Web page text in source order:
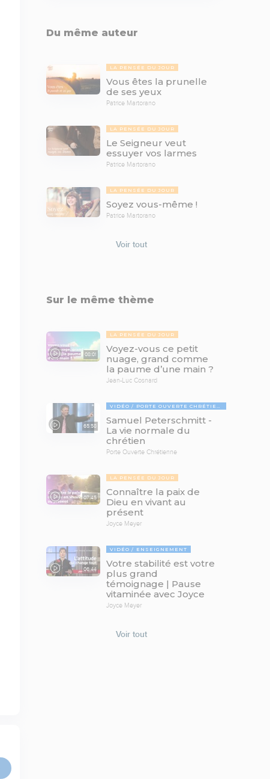
Du même auteur
LA PENSÉE DU JOUR
Vous êtes la prunelle
de ses yeux
Patrice Martorano
LA PENSÉE DU JOUR
Le Seigneur veut
essuyer vos larmes
Patrice Martorano
LA PENSÉE DU JOUR
Soyez vous-même !
Patrice Martorano
Voir tout
Sur le même thème
08:01
LA PENSÉE DU JOUR
Voyez-vous ce petit
nuage, grand comme
la paume d’une main ?
Jean-Luc Cosnard
65:58
VIDÉO PORTE OUVERTE CHRÉTIENNE
Samuel Peterschmitt -
La vie normale du
chrétien
Porte Ouverte Chrétienne
07:45
LA PENSÉE DU JOUR
Connaître la paix de
Dieu en vivant au
présent
Joyce Meyer
06:44
VIDÉO ENSEIGNEMENT
Votre stabilité est votre
plus grand
témoignage | Pause
vitaminée avec Joyce
Joyce Meyer
Voir tout